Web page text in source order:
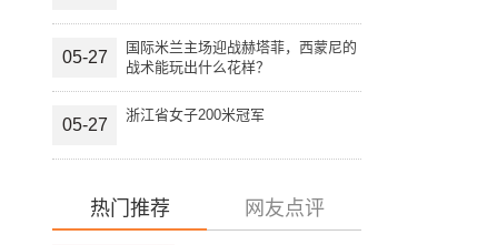
05-27
国际米兰主场迎战赫塔菲，西蒙尼的
战术能玩出什么花样？
05-27
浙江省女子200米冠军
热门推荐 网友点评